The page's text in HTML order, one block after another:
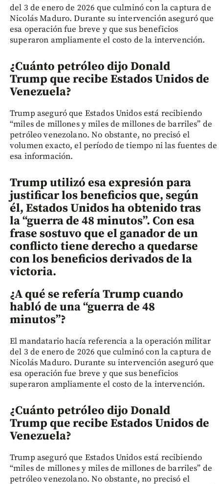
del 3 de enero de 2026 que culminó con la captura de
Nicolás Maduro. Durante su intervención aseguró que
esa operación fue breve y que sus beneficios
superaron ampliamente el costo de la intervención.
¿Cuánto petróleo dijo Donald
Trump que recibe Estados Unidos de
Venezuela?
Trump aseguró que Estados Unidos está recibiendo
“miles de millones y miles de millones de barriles” de
petróleo venezolano. No obstante, no precisó el
volumen exacto, el período de tiempo ni las fuentes de
esa información.
Trump utilizó esa expresión para
justificar los beneficios que, según
él, Estados Unidos ha obtenido tras
la “guerra de 48 minutos”. Con esa
frase sostuvo que el ganador de un
conflicto tiene derecho a quedarse
con los beneficios derivados de la
victoria.
¿A qué se refería Trump cuando
habló de una “guerra de 48
minutos”?
El mandatario hacía referencia a la operación militar
del 3 de enero de 2026 que culminó con la captura de
Nicolás Maduro. Durante su intervención aseguró que
esa operación fue breve y que sus beneficios
superaron ampliamente el costo de la intervención.
¿Cuánto petróleo dijo Donald
Trump que recibe Estados Unidos de
Venezuela?
Trump aseguró que Estados Unidos está recibiendo
“miles de millones y miles de millones de barriles” de
petróleo venezolano. No obstante, no precisó el